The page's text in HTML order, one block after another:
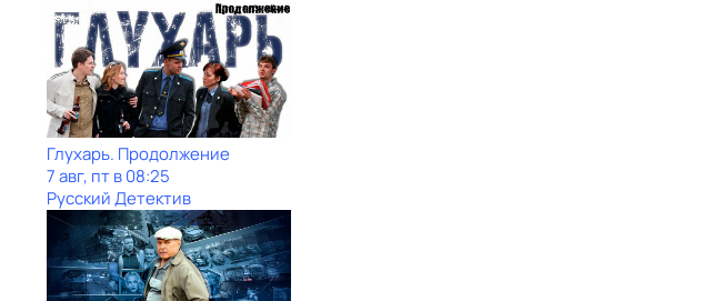
Глухарь. Продолжение
7 авг, пт в 08:25
Русский Детектив